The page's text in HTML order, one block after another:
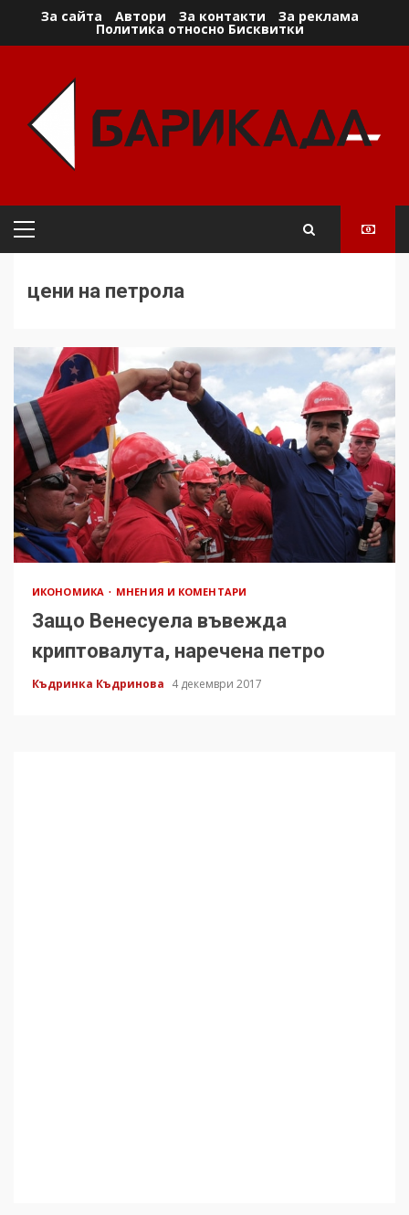
За сайта Автори За контакти За реклама
Политика относно Бисквитки
Primary
цени на петрола
ИКОНОМИКА МНЕНИЯ И КОМЕНТАРИ
Защо Венесуела въвежда
криптовалута, наречена петро
Къдринка Къдринова 4 декември 2017